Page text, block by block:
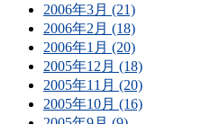
2006年3月 (21)
2006年2月 (18)
2006年1月 (20)
2005年12月 (18)
2005年11月 (20)
2005年10月 (16)